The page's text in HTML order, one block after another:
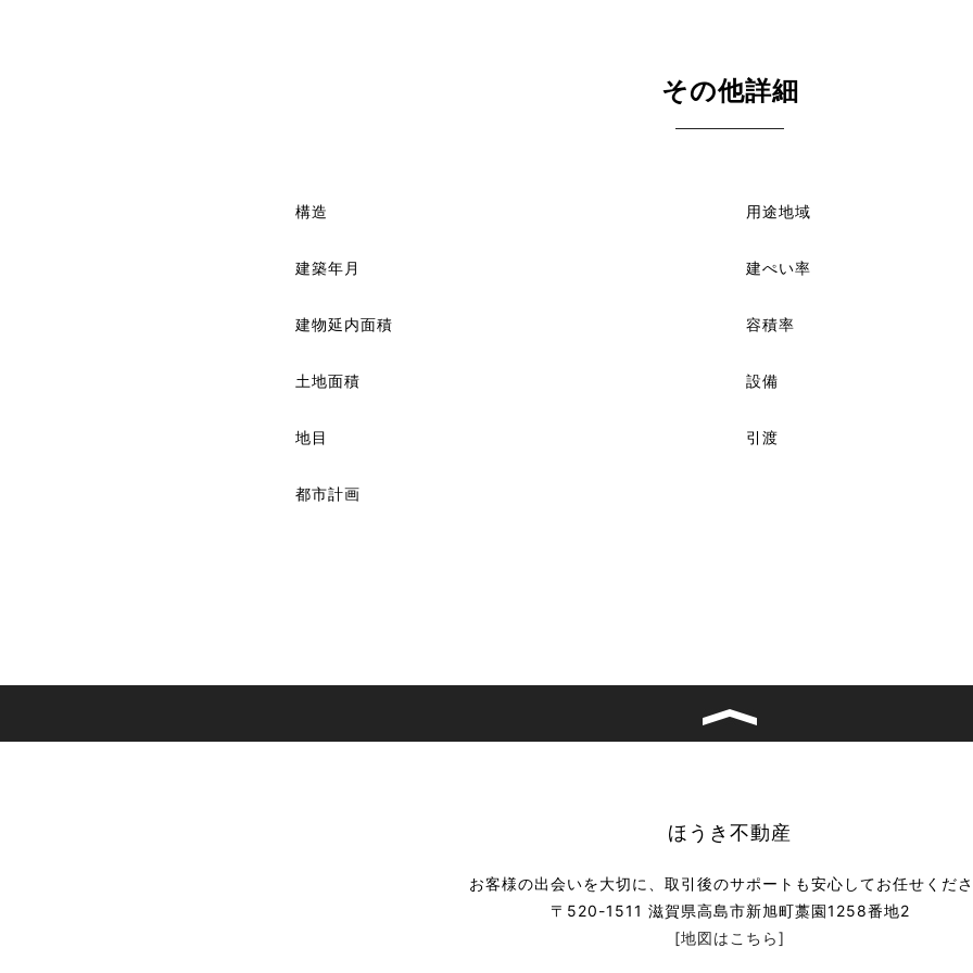
その他詳細
構造
建築年月
建物延内面積
土地面積
地目
都市計画
用途地域
建ぺい率
容積率
設備
引渡
ほうき不動産
お客様の出会いを大切に、取引後のサポートも安心してお任せくだ
〒520-1511 滋賀県高島市新旭町藁園1258番地2
[地図はこちら]